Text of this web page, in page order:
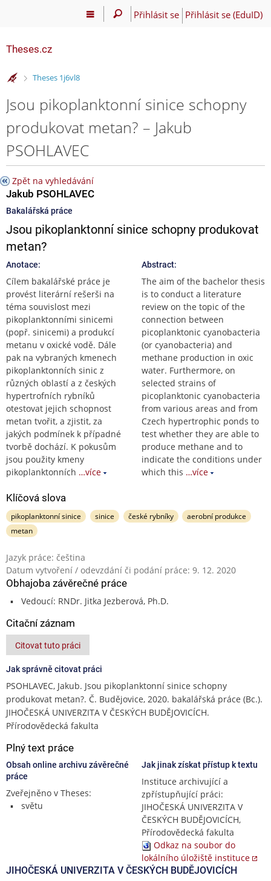
Přihlásit se Přihlásit se (EduID)
Theses.cz
>
Theses 1j6vl8
Jsou pikoplanktonní sinice schopny
produkovat metan? – Jakub
PSOHLAVEC
Zpět na vyhledávání
Jakub PSOHLAVEC
Bakalářská práce
Jsou pikoplanktonní sinice schopny produkovat
metan?
Anotace:
Cílem bakalářské práce je
provést literární rešerši na
téma souvislost mezi
pikoplanktonními sinicemi
(popř. sinicemi) a produkcí
metanu v oxické vodě. Dále
pak na vybraných kmenech
pikoplanktonních sinic z
různých oblastí a z českých
hypertrofních rybníků
otestovat jejich schopnost
metan tvořit, a zjistit, za
jakých podmínek k případné
tvorbě dochází. K pokusům
jsou použity kmeny
pikoplanktonních …více
Abstract:
The aim of the bachelor thesis
is to conduct a literature
review on the topic of the
connection between
picoplanktonic cyanobacteria
(or cyanobacteria) and
methane production in oxic
water. Furthermore, on
selected strains of
picoplanktonic cyanobacteria
from various areas and from
Czech hypertrophic ponds to
test whether they are able to
produce methane and to
indicate the conditions under
which this …více
Klíčová slova
pikoplanktonní sinice sinice české rybníky
aerobní produkce
metan
Jazyk práce: čeština
Datum vytvoření / odevzdání či podání práce: 9. 12. 2020
Obhajoba závěrečné práce
Vedoucí: RNDr. Jitka Jezberová, Ph.D.
Citační záznam
Citovat tuto práci
Jak správně citovat práci
PSOHLAVEC, Jakub. Jsou pikoplanktonní sinice schopny
produkovat metan?. Č. Budějovice, 2020. bakalářská práce (Bc.).
JIHOČESKÁ UNIVERZITA V ČESKÝCH BUDĚJOVICÍCH.
Přírodovědecká fakulta
Plný text práce
Obsah online archivu závěrečné
práce
Zveřejněno v Theses:
světu
Jak jinak získat přístup k textu
Instituce archivující a
zpřístupňující práci:
JIHOČESKÁ UNIVERZITA V
ČESKÝCH BUDĚJOVICÍCH,
Přírodovědecká fakulta
Odkaz na soubor do
lokálního úložiště instituce
JIHOČESKÁ UNIVERZITA V ČESKÝCH BUDĚJOVICÍCH